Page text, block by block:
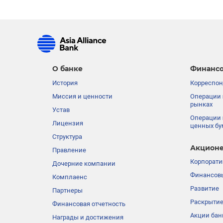
О банке
История
Миссия и ценности
Устав
Лицензия
Структура
Правление
Дочерние компании
Комплаенс
Партнеры
Финансовая отчетность
Награды и достижения
Операции
рынках
Операции
ценных
Развитие
Акции